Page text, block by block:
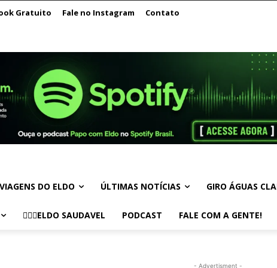
Gratuito Fale no Instagram Contato
DO ELDO ÚLTIMAS NOTÍCIAS GIRO ÁGUAS
🏃🏻‍♂️ELDO SAUDAVEL PODCAST FALE COM A GENTE!
- Advertisment -